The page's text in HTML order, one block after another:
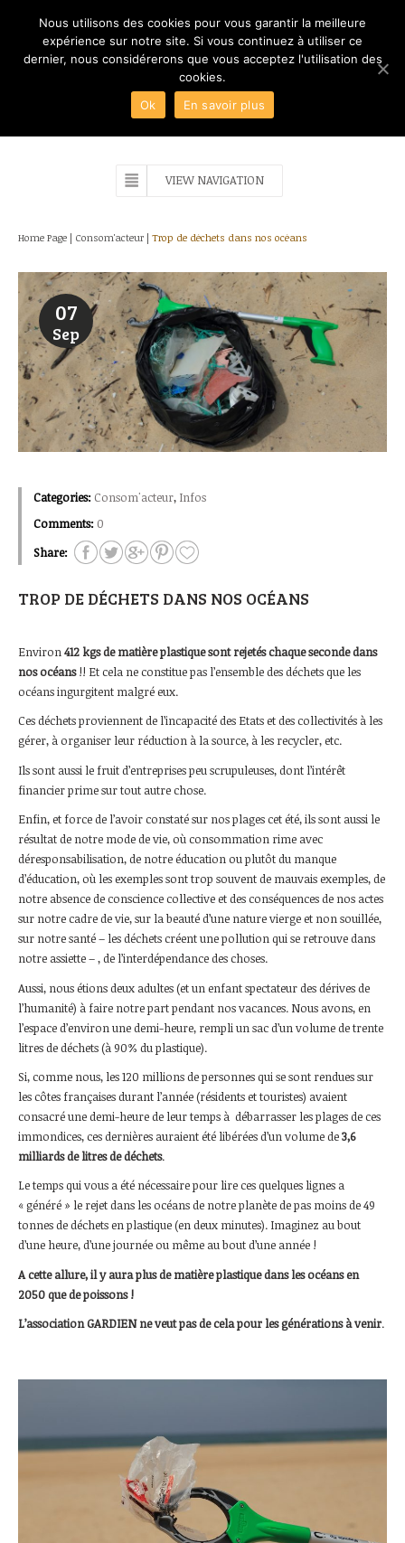
VIEW NAVIGATION
Home Page | Consom'acteur | Trop de déchets dans nos océans
07
Sep
Categories: Consom'acteur, Infos
Comments: 0
Share:
TROP DE DÉCHETS DANS NOS OCÉANS
Environ412 kgs de matière plastique sont rejetés chaque seconde dans
nos océans!! Et cela ne constitue pas l’ensemble des déchets que les
océans ingurgitent malgré eux.
Ces déchets proviennent de l’incapacité des Etats et des collectivités à les
gérer, à organiser leur réduction à la source, à les recycler, etc.
Ils sont aussi le fruit d’entreprises peu scrupuleuses, dont l’intérêt
financier prime sur tout autre chose.
Enfin, et force de l’avoir constaté sur nos plages cet été, ils sont aussi le
résultat de notre mode de vie, où consommation rime avec
déresponsabilisation, de notre éducation ou plutôt du manque
d’éducation, où les exemples sont trop souvent de mauvais exemples, de
notre absence de conscience collective et des conséquences de nos actes
sur notre cadre de vie, sur la beauté d’une nature vierge et non souillée,
sur notre santé – les déchets créent une pollution qui se retrouve dans
notre assiette – , de l’interdépendance des choses.
Aussi, nous étions deux adultes (et un enfant spectateur des dérives de
l’humanité) à faire notre part pendant nos vacances. Nous avons, en
l’espace d’environ une demi-heure, rempli un sac d’un volume de trente
litres de déchets (à 90% du plastique).
Si, comme nous, les 120 millions de personnes qui se sont rendues sur
les côtes françaises durant l’année (résidents et touristes) avaient
consacré une demi-heure de leur temps à débarrasser les plages de ces
immondices, ces dernières auraient été libérées d’un volume de3,6
milliardsde litres de déchets.
Le temps qui vous a été nécessaire pour lire ces quelques lignes a
« généré » le rejet dans les océans de notre planète de pas moins de 49
tonnes de déchets en plastique (en deux minutes). Imaginez au bout
d’une heure, d’une journée ou même au bout d’une année !
A cette allure, il y aura plus de matière plastique dans les océans en
2050 que de poissons !
L’association GARDIEN ne veut pas de cela pour les générations à venir.
Nous utilisons des cookies pour vous garantir la meilleure
expérience sur notre site. Si vous continuez à utiliser ce
dernier, nous considérerons que vous acceptez l'utilisation des
cookies.
Ok
En savoir plus